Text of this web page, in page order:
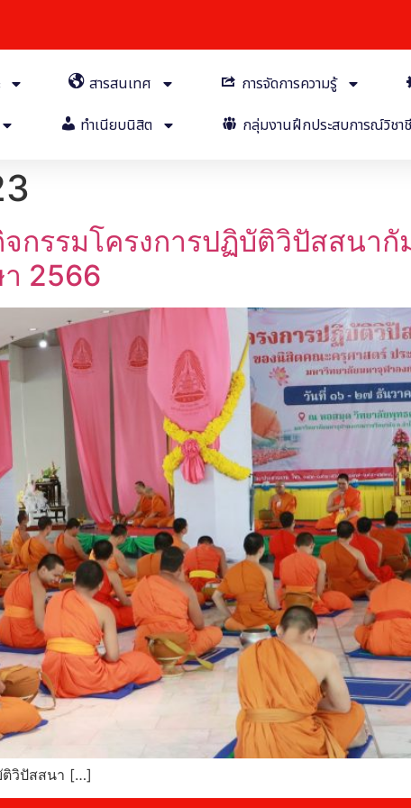
สารสนเทศ การจัดการความรู้
ทำเนียบนิสิต กลุ่มงานฝึกประสบการณ์วิช
กรรมโครงการปฏิบัติวิปัสสนา
2566
ติวิปัสสนา […]